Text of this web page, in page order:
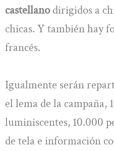
castellanodirigidos a
chicas. Y también hay
francés.
Igualmente serán
el lema de la campaña,
luminiscentes, 10.000
de tela e información